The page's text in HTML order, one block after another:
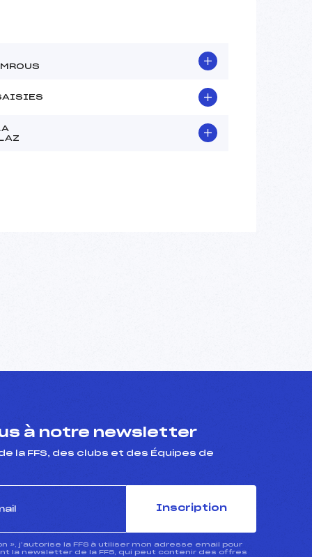
à notre newsletter
la FFS, des clubs et des Équipes de
Inscription
», j’autorise la FFS à utiliser mon adresse email pour
la newsletter de la FFS, qui peut contenir des offres